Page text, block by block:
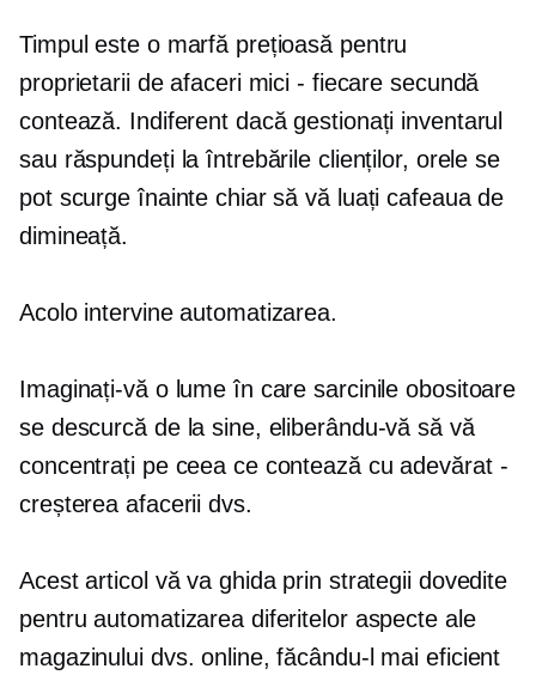
Timpul este o marfă prețioasă pentru
proprietarii de afaceri mici - fiecare secundă
contează. Indiferent dacă gestionați inventarul
sau răspundeți la întrebările clienților, orele se
pot scurge înainte chiar să vă luați cafeaua de
dimineață.
Acolo intervine automatizarea.
Imaginați-vă o lume în care sarcinile obositoare
se descurcă de la sine, eliberându-vă să vă
concentrați pe ceea ce contează cu adevărat -
creșterea afacerii dvs.
Acest articol vă va ghida prin strategii dovedite
pentru automatizarea diferitelor aspecte ale
magazinului dvs. online, făcându-l mai eficient